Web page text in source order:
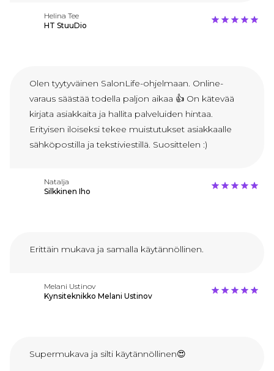
Helina Tee
HT StuuDio
Olen tyytyväinen SalonLife-ohjelmaan. Online-
varaus säästää todella paljon aikaa 👍 On kätevää
kirjata asiakkaita ja hallita palveluiden hintaa.
Erityisen iloiseksi tekee muistutukset asiakkaalle
sähköpostilla ja tekstiviestillä. Suosittelen :)
Natalja
Silkkinen Iho
Erittäin mukava ja samalla käytännöllinen.
Melani Ustinov
Kynsiteknikko Melani Ustinov
Supermukava ja silti käytännöllinen😍